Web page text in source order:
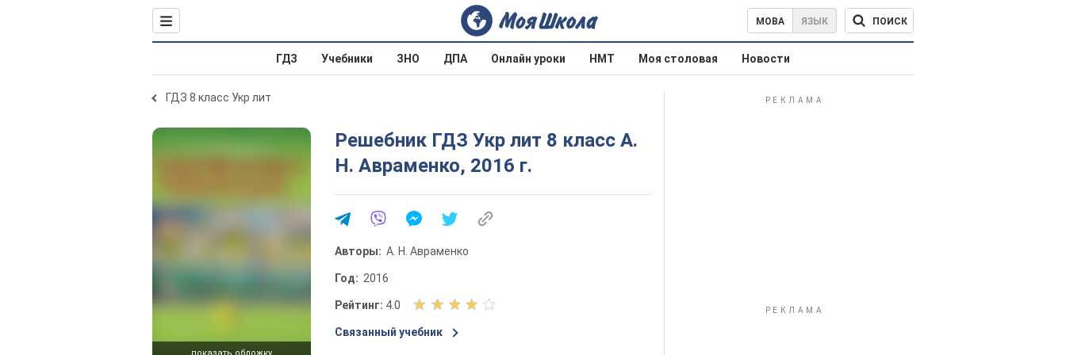
МОВА ЯЗЫК ПОИСК
ГДЗ Учебники ЗНО ДПА Онлайн уроки НМТ Моя столовая Новости
ГДЗ 8 класс Укр лит
Решебник ГДЗ Укр лит 8 класс А.
Н. Авраменко, 2016 г.
Авторы: А. Н. Авраменко
Год: 2016
Рейтинг: 4.0
О
е
Связанный учебник